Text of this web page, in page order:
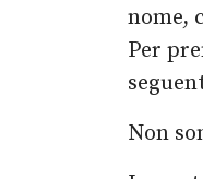
nome,
Per
Non